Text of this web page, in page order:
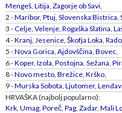
Mengeš, Litija, Zagorje ob Savi,
2 -Maribor, Ptuj, Slovenska Bistrica,
3 -Celje, Velenje, Rogaška Slatina,
4 -Kranj, Jesenice, Škofja Loka,
5 -Nova Gorica, Ajdovščina, Bovec,
6 -Koper, Izola, Postojna, Sežana,
8 -Novo mesto, Brežice, Krško,
9 -Murska Sobota, Ljutomer,
HRVAŠKA (najbolj popularno):
Krk, Umag, Poreč, Pag, Zadar, Mali